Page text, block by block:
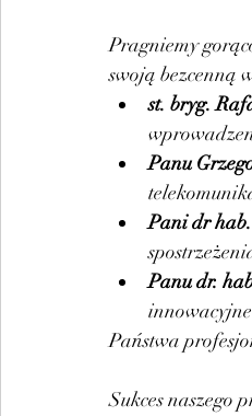
Pragniemy
swoją bezcenną
st. bryg.
Panu
Pani dr
Panu dr.
Państwa
Sukces naszego